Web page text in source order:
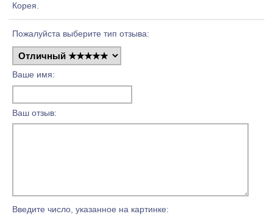
Корея.
Пожалуйста выберите тип отзыва:
Ваше имя:
Ваш отзыв:
Введите число, указанное на картинке: